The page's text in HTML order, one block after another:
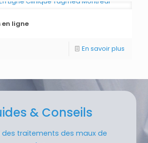
en ligne
En savoir plus
& Conseils
des traitements des maux de